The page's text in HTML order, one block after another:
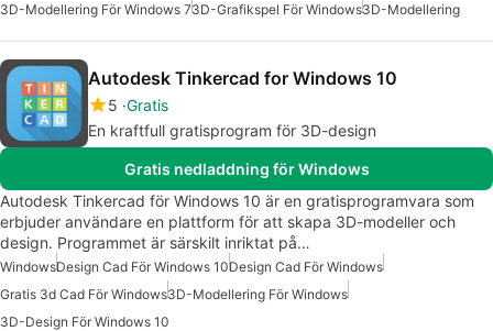
3D-Modellering För Windows 73D-Grafikspel För Windows3D-Modellering
Autodesk Tinkercad for Windows 10
5 Gratis
En kraftfull gratisprogram för 3D-design
Gratis nedladdning för Windows
Autodesk Tinkercad för Windows 10 är en gratisprogramvara som
erbjuder användare en plattform för att skapa 3D-modeller och
design. Programmet är särskilt inriktat på…
WindowsDesign Cad För Windows 10Design Cad För Windows
Gratis 3d Cad För Windows3D-Modellering För Windows
3D-Design För Windows 10